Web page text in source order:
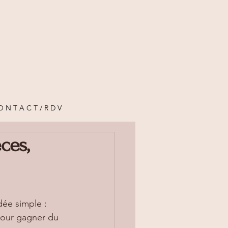
N T A C T / R D V
simple :
gagner du